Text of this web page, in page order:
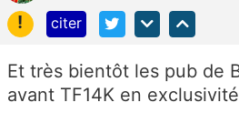
!
citer
Et très bientôt les pub de
avant TF14K en